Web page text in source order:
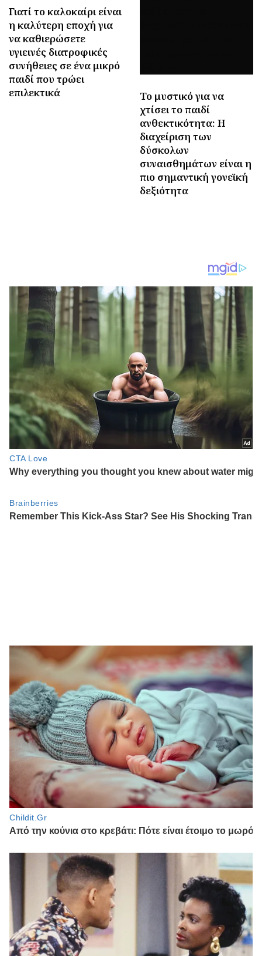
Γιατί το καλοκαίρι είναι
η καλύτερη εποχή για
να καθιερώσετε
υγιεινές διατροφικές
συνήθειες σε ένα μικρό
παιδί που τρώει
επιλεκτικά
Το μυστικό για να
χτίσει το παιδί
ανθεκτικότητα: Η
διαχείριση των
δύσκολων
συναισθημάτων είναι η
πιο σημαντική γονεϊκή
δεξιότητα